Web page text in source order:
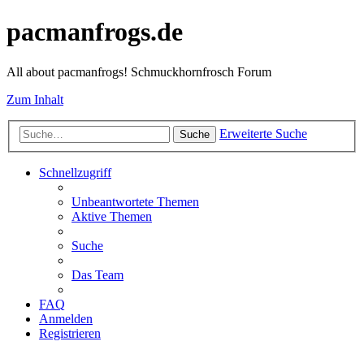
pacmanfrogs.de
All about pacmanfrogs! Schmuckhornfrosch Forum
Zum Inhalt
Suche Erweiterte Suche
Schnellzugriff
Unbeantwortete Themen
Aktive Themen
Suche
Das Team
FAQ
Anmelden
Registrieren